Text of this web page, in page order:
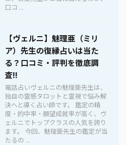
口コ ...
【ヴェルニ】魅理亜（ミリ
ア）先生の復縁占いは当た
る？口コミ・評判を徹底調
査!!
電話占いヴェルニの魅理亜先生は、
独自の霊感タロットと霊視で悩み解
決へと導く占い師です。 鑑定の精
度・的中率・願望成就率が高く、ヴ
ェルニでトップクラスの人気を誇り
ます。 今回、魅理亜先生の鑑定が当
たるの ...